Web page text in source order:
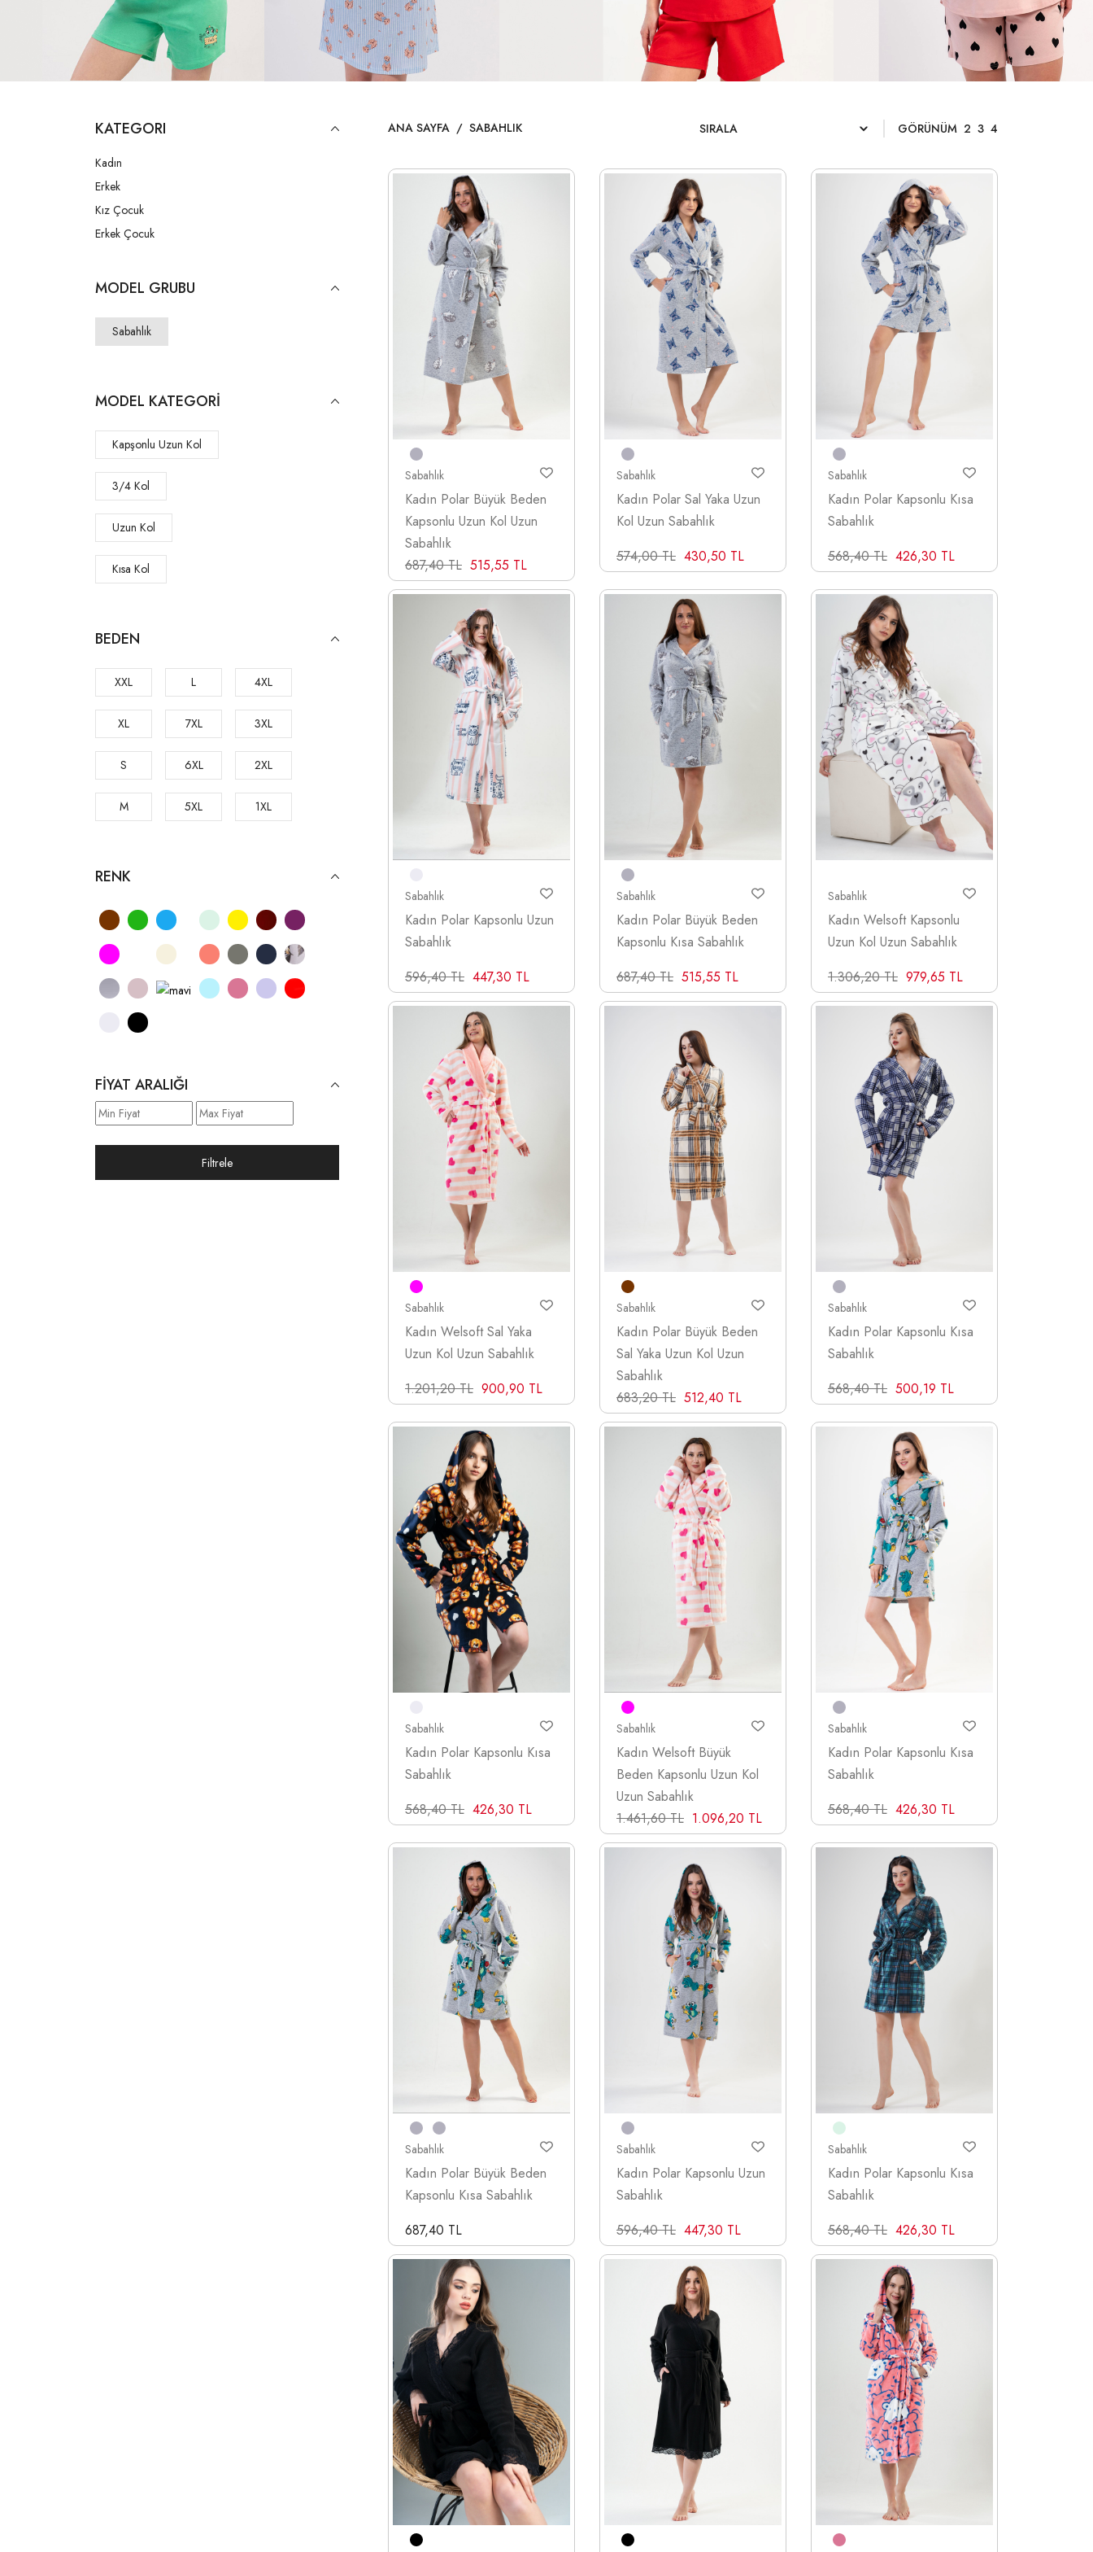
KATEGORI
Kadın
Erkek
Kız Çocuk
Erkek Çocuk
MODEL GRUBU
Sabahlık
MODEL KATEGORI
Kapşonlu Uzun Kol
3/4 Kol
Uzun Kol
Kısa Kol
BEDEN
XXL L 4XL
XL 7XL 3XL
S 6XL 2XL
M 5XL 1XL
RENK
FIYAT ARALIĞI
Filtrele
ANA SAYFA / SABAHLIK GÖRÜNÜM 2 3 4
Sabahlık
Kadın Polar Büyük Beden
Kapsonlu Uzun Kol Uzun
Sabahlık
687,40 TL 515,55 TL
Sabahlık
Kadın Polar Sal Yaka Uzun
Kol Uzun Sabahlık
574,00 TL 430,50 TL
Sabahlık
Kadın Polar Kapsonlu Kısa
Sabahlık
568,40 TL 426,30 TL
Sabahlık
Kadın Polar Kapsonlu Uzun
Sabahlık
596,40 TL 447,30 TL
Sabahlık
Kadın Polar Büyük Beden
Kapsonlu Kısa Sabahlık
687,40 TL 515,55 TL
Sabahlık
Kadın Welsoft Kapsonlu
Uzun Kol Uzun Sabahlık
1.306,20 TL 979,65 TL
Sabahlık
Kadın Welsoft Sal Yaka
Uzun Kol Uzun Sabahlık
1.201,20 TL 900,90 TL
Sabahlık
Kadın Polar Büyük Beden
Sal Yaka Uzun Kol Uzun
Sabahlık
683,20 TL 512,40 TL
Sabahlık
Kadın Polar Kapsonlu Kısa
Sabahlık
568,40 TL 500,19 TL
Sabahlık
Kadın Polar Kapsonlu Kısa
Sabahlık
568,40 TL 426,30 TL
Sabahlık
Kadın Welsoft Büyük
Beden Kapsonlu Uzun Kol
Uzun Sabahlık
1.461,60 TL 1.096,20 TL
Sabahlık
Kadın Polar Kapsonlu Kısa
Sabahlık
568,40 TL 426,30 TL
Sabahlık
Kadın Polar Büyük Beden
Kapsonlu Kısa Sabahlık
687,40 TL
Sabahlık
Kadın Polar Kapsonlu Uzun
Sabahlık
596,40 TL 447,30 TL
Sabahlık
Kadın Polar Kapsonlu Kısa
Sabahlık
568,40 TL 426,30 TL